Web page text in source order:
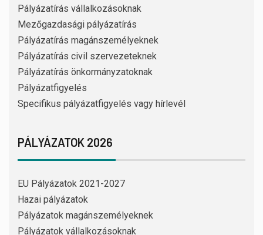
Pályázatírás vállalkozásoknak
Mezőgazdasági pályázatírás
Pályázatírás magánszemélyeknek
Pályázatírás civil szervezeteknek
Pályázatírás önkormányzatoknak
Pályázatfigyelés
Specifikus pályázatfigyelés vagy hírlevél
PÁLYÁZATOK 2026
EU Pályázatok 2021-2027
Hazai pályázatok
Pályázatok magánszemélyeknek
Pályázatok vállalkozásoknak